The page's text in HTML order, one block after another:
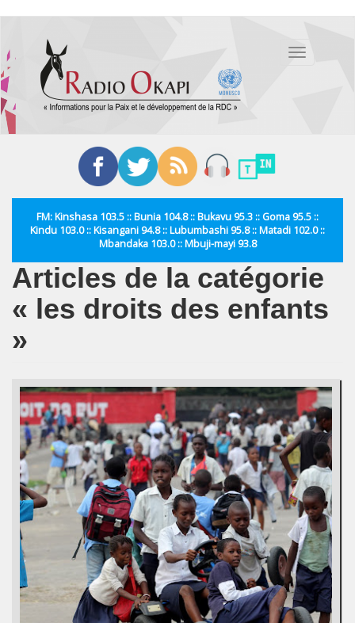
contenu
principal
Toggle
FM: Kinshasa 103.5 :: Bunia 104.8 :: Bukavu 95.3 :: Goma 95.5 ::
Kindu 103.0 :: Kisangani 94.8 :: Lubumbashi 95.8 :: Matadi 102.0 ::
Mbandaka 103.0 :: Mbuji-mayi 93.8
Articles de la catégorie
« les droits des enfants
»